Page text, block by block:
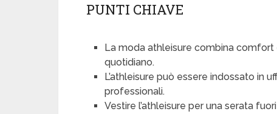
PUNTI CHIAVE
La moda athleisure combina comfort
quotidiano.
L’athleisure può essere indossato in
professionali.
Vestire l’athleisure per una serata